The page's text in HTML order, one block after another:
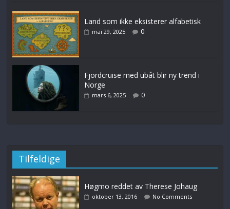
Land som ikke eksisterer alfabetisk
mai 29, 2025 0
Fjordcruise med ubåt blir ny trend i
Norge
mars 6, 2025 0
Tilfeldige
Høgmo reddet av Therese Johaug
oktober 13, 2016 No Comments